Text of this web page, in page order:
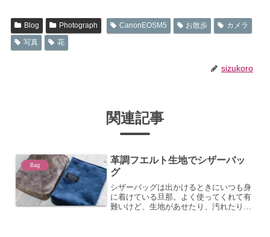
Blog Photograph CanonEOSM5 お散歩
カメラ
写真
花
sizukoro
関連記事
Bag
革調フエルト生地でシザーバッ
グ
シザーバッグは出かけるときにいつも身
に着けている旦那。よく使ってくれて有
難いけど、生地があせたり、汚れたり、